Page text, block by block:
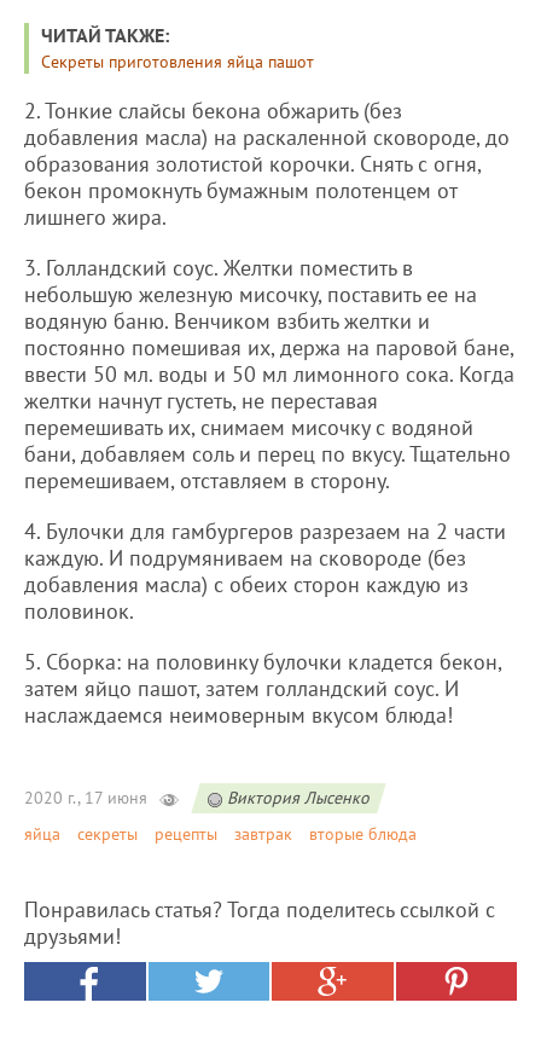
ЧИТАЙ ТАКЖЕ:
Секреты приготовления яйца пашот
2. Тонкие слайсы бекона обжарить (без
добавления масла) на раскаленной сковороде, до
образования золотистой корочки. Снять с огня,
бекон промокнуть бумажным полотенцем от
лишнего жира.
3. Голландский соус. Желтки поместить в
небольшую железную мисочку, поставить ее на
водяную баню. Венчиком взбить желтки и
постоянно помешивая их, держа на паровой бане,
ввести 50 мл. воды и 50 мл лимонного сока. Когда
желтки начнут густеть, не переставая
перемешивать их, снимаем мисочку с водяной
бани, добавляем соль и перец по вкусу. Тщательно
перемешиваем, отставляем в сторону.
4. Булочки для гамбургеров разрезаем на 2 части
каждую. И подрумяниваем на сковороде (без
добавления масла) с обеих сторон каждую из
половинок.
5. Сборка: на половинку булочки кладется бекон,
затем яйцо пашот, затем голландский соус. И
наслаждаемся неимоверным вкусом блюда!
2020 г., 17 июня
Виктория Лысенко
яйца
секреты рецепты завтрак вторые блюда
Понравилась статья? Тогда поделитесь ссылкой с
друзьями!